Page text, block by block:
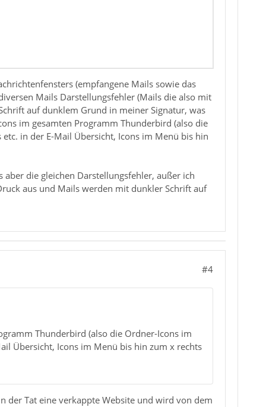
(empfangene Mails sowie das
Mails Darstellungsfehler (Mails die also mit
auf dunklem Grund in meiner Signatur, was
im gesamten Programm Thunderbird (also die
in der E-Mail Übersicht, Icons im Menü bis hin
die gleichen Darstellungsfehler, außer ich
aus und Mails werden mit dunkler Schrift auf
#4
Thunderbird (also die Ordner-Icons im
Übersicht, Icons im Menü bis hin zum x rechts
der Tat eine verkappte Website und wird von dem